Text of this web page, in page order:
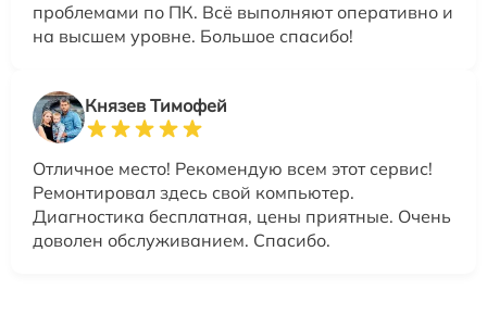
проблемами по ПК. Всё выполняют оперативно и
на высшем уровне. Большое спасибо!
Князев Тимофей
Отличное место! Рекомендую всем этот сервис!
Ремонтировал здесь свой компьютер.
Диагностика бесплатная, цены приятные. Очень
доволен обслуживанием. Спасибо.